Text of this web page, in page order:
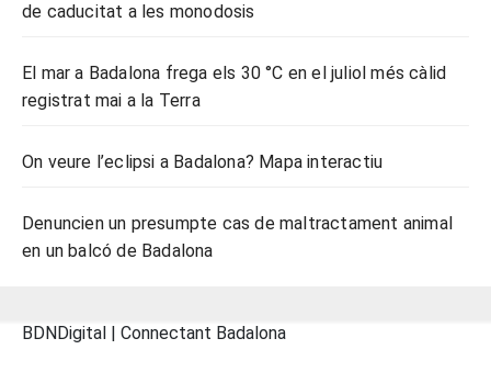
de caducitat a les monodosis
El mar a Badalona frega els 30 °C en el juliol més càlid
registrat mai a la Terra
On veure l’eclipsi a Badalona? Mapa interactiu
Denuncien un presumpte cas de maltractament animal
en un balcó de Badalona
BDNDigital | Connectant Badalona